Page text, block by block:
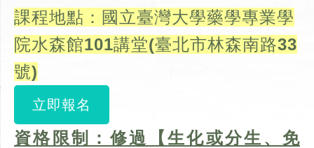
課程地點：國立臺灣大學藥學專業學
院水森館101講堂(臺北市林森南路33
號)
立即報名
資格限制：修過【生化或分生、免